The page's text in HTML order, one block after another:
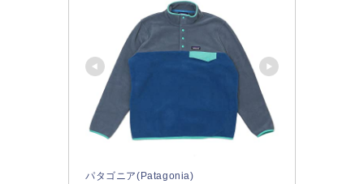
パタゴニア(Patagonia)